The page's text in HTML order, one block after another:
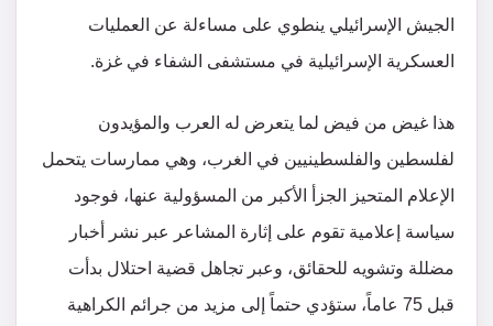
الجيش الإسرائيلي ينطوي على مساءلة عن العمليات
العسكرية الإسرائيلية في مستشفى الشفاء في غزة.
هذا غيض من فيض لما يتعرض له العرب والمؤيدون
لفلسطين والفلسطينيين في الغرب، وهي ممارسات يتحمل
الإعلام المتحيز الجزأ الأكبر من المسؤولية عنها، فوجود
سياسة إعلامية تقوم على إثارة المشاعر عبر نشر أخبار
مضللة وتشويه للحقائق، وعبر تجاهل قضية احتلال بدأت
قبل 75 عاماً، ستؤدي حتماً إلى مزيد من جرائم الكراهية